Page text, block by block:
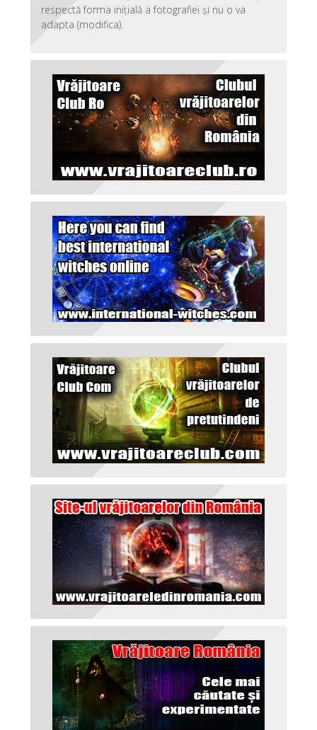
respectă forma inițială a fotografiei și nu o va
adapta (modifica).